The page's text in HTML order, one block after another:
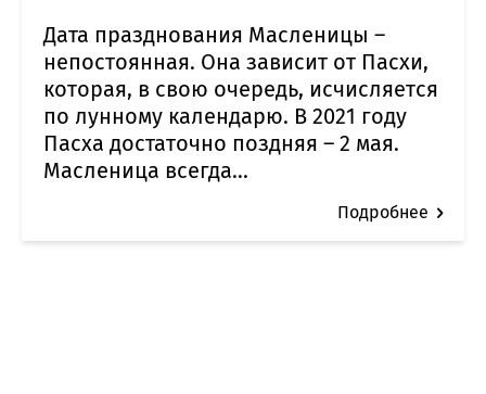
Дата празднования Масленицы –
непостоянная. Она зависит от Пасхи,
которая, в свою очередь, исчисляется
по лунному календарю. В 2021 году
Пасха достаточно поздняя – 2 мая.
Масленица всегда...
Подробнее